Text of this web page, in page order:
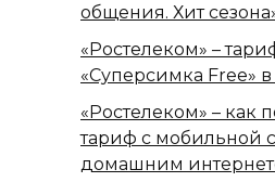
общения. Хит
«Ростелеком» –
«Суперсимка Free»
«Ростелеком» – как
тариф с мобильной
домашним